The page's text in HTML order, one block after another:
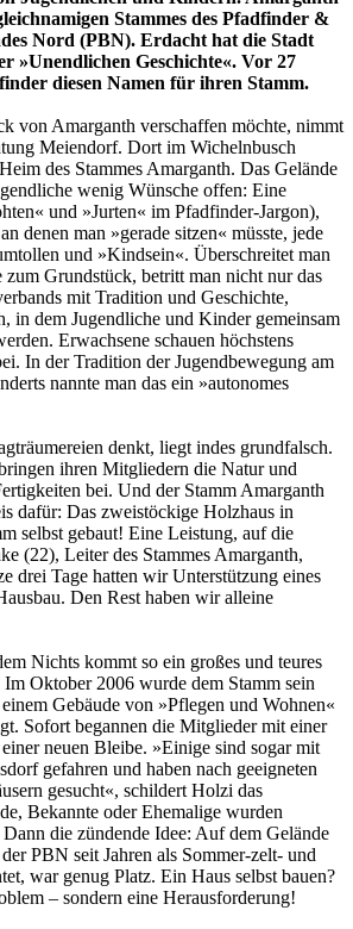
Stammes des Pfadfinder &
Nord (PBN). Erdacht hat die Stadt
»Unendlichen Geschichte«. Vor 27
diesen Namen für ihren Stamm.
von Amarganth verschaffen möchte, nimmt
Meiendorf. Dort im Wichelnbusch
des Stammes Amarganth. Das Gelände
wenig Wünsche offen: Eine
und »Jurten« im Pfadfinder-Jargon),
denen man »gerade sitzen« müsste, jede
und »Kindsein«. Überschreitet man
zum Grundstück, betritt man nicht nur das
mit Tradition und Geschichte,
in dem Jugendliche und Kinder gemeinsam
Erwachsene schauen höchstens
In der Tradition der Jugendbewegung am
nannte man das ein »autonomes
denkt, liegt indes grundfalsch.
ihren Mitgliedern die Natur und
bei. Und der Stamm Amarganth
dafür: Das zweistöckige Holzhaus in
selbst gebaut! Eine Leistung, auf die
(22), Leiter des Stammes Amarganth,
drei Tage hatten wir Unterstützung eines
Den Rest haben wir alleine
Nichts kommt so ein großes und teures
Oktober 2006 wurde dem Stamm sein
Gebäude von »Pflegen und Wohnen«
Sofort begannen die Mitglieder mit einer
neuen Bleibe. »Einige sind sogar mit
gefahren und haben nach geeigneten
gesucht«, schildert Holzi das
Bekannte oder Ehemalige wurden
die zündende Idee: Auf dem Gelände
PBN seit Jahren als Sommer-zelt- und
war genug Platz. Ein Haus selbst bauen?
– sondern eine Herausforderung!